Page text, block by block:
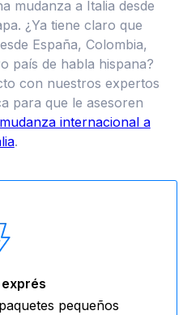
mudanza a Italia desde
¿Ya tiene claro que
España, Colombia,
país de habla hispana?
con nuestros expertos
para que le asesoren
mudanza internacional a
.
exprés
pequeños